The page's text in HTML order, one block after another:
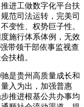
进工做数字化平台扶
范司法运转，完美司
变性、权势巨子性。
施行体系体例，无效
带领干部依事监视查
扶植。
是贵州高质量成长和
入为出，加强普惠
推进根基公共办事均